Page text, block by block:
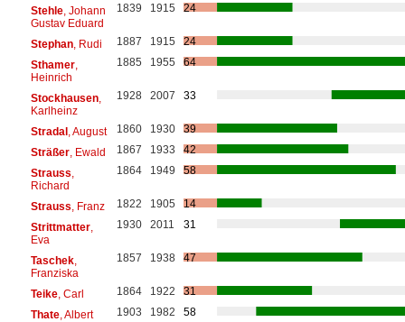
Stehle, Johann
Gustav Eduard
1839 1915 24
Stephan, Rudi 1887 1915
24
Sthamer,
Heinrich
1885 1955 64
Stockhausen,
Karlheinz
1928 2007 33
Stradal, August 1860 1930
39
Sträßer, Ewald 1867 1933
42
Strauss
Richard
1864 1949 58
Strauss , Franz 1822 1905
14
Strittmatter,
Eva
1930 2011 31
Taschek,
Franziska
1857 1938 47
Teike, Carl 1864 1922
31
Thate, Albert 1903 1982
58